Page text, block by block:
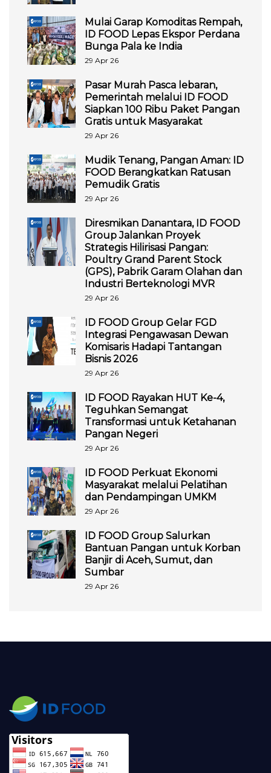
Mulai Garap Komoditas Rempah,
ID FOOD Lepas Ekspor Perdana
Bunga Pala ke India
29 Apr 26
Pasar Murah Pasca lebaran,
Pemerintah melalui ID FOOD
Siapkan 100 Ribu Paket Pangan
Gratis untuk Masyarakat
29 Apr 26
Mudik Tenang, Pangan Aman: ID
FOOD Berangkatkan Ratusan
Pemudik Gratis
29 Apr 26
Diresmikan Danantara, ID FOOD
Group Jalankan Proyek
Strategis Hilirisasi Pangan:
Poultry Grand Parent Stock
(GPS), Pabrik Garam Olahan dan
Industri Berteknologi MVR
29 Apr 26
ID FOOD Group Gelar FGD
Integrasi Pengawasan Dewan
Komisaris Hadapi Tantangan
Bisnis 2026
29 Apr 26
ID FOOD Rayakan HUT Ke-4,
Teguhkan Semangat
Transformasi untuk Ketahanan
Pangan Negeri
29 Apr 26
ID FOOD Perkuat Ekonomi
Masyarakat melalui Pelatihan
dan Pendampingan UMKM
29 Apr 26
ID FOOD Group Salurkan
Bantuan Pangan untuk Korban
Banjir di Aceh, Sumut, dan
Sumbar
29 Apr 26